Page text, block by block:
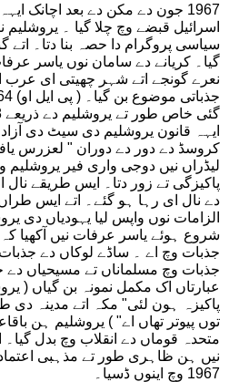
1967 جون دے مکن دے بعد اچانک
اسرائیل قبضے وچ چلا گیا ۔ یروشلیم
سیاسی پروگرام دا حصہ بنا دتا۔ اتے
گیا۔ کریانے دے سامان نوں یاسر
نعرے گونجے اتے شہر چھیتی ای
ایہہ قانون یروشلیم دی سیٹ دی
کروسڈ دے دور دے دوران " لعزرس
لیڈراں نیں دوجی واری فیر یروشلیم
پاکیزگی تے زور دتا۔ ایس طریقے نال
دے نال ای رہا ہو گئے۔ اتے ایس
الزامات نوں واپس لیا یہودیاں دی
شروع ہوئے یاسر عرفات نیں آکھیا
جذبات وچ اے ۔ ساڈے لوکاں دے
جذبات وچ مسلماناں تے مسیحیاں دے
عبارتاں اک مکمل نمونہ بن گیاں (
پاکیزہ ہون لئی" مکہ اتے مدینہ دی
توں پیوتر تھاں اے" ) یروشلیم ہن
متحدہ قوماں دے انقلاب وچ بدل
نیں ہن ظاہری طور تے مذہبی اعتماد
1967 وچ اینوں ڈسیا۔